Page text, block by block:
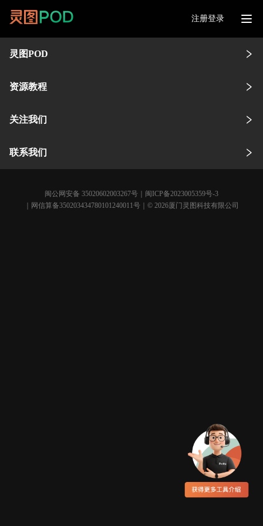
注册登录
灵图POD
资源教程
关注我们
联系我们
闽公网安备 35020602003267号
闽ICP备2023005359号-3
｜网信算备350203434780101240011号｜© 2026厦门灵图科技有限公司